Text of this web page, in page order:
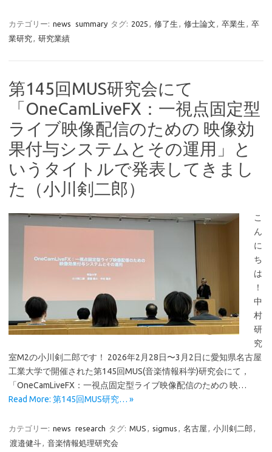
カテゴリー: news summary タグ: 2025 , 修了生 , 修士論文 , 卒業生 , 卒
業研究, 研究業績
第145回MUS研究会にて
「OneCamLiveFX：一視点固定型
ライブ映像配信のための 映像効
果付与システムとその運用」と
いうタイトルで発表してきまし
た（小川剣二郎）
こ
ん
に
ち
は
！
中
村
研
究
室M2の小川剣二郎です！ 2026年2月28日〜3月2日に愛知県名古屋
工業大学で開催された第145回MUS(音楽情報科学)研究会にて，
「OneCamLiveFX：一視点固定型ライブ映像配信のための 映…
Read More: 第145回MUS研究… »
カテゴリー: news research タグ: MUS , sigmus , 名古屋 , 小川剣二郎 ,
渡邉健斗, 音楽情報処理研究会